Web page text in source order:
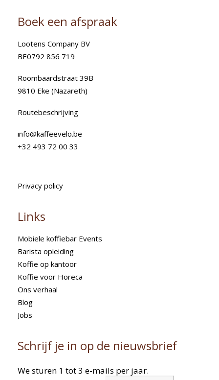
Boek een afspraak
Lootens Company BV
BE0792 856 719
Roombaardstraat 39B
9810 Eke (Nazareth)
Routebeschrijving
info@kaffeevelo.be
+32 493 72 00 33
Privacy policy
Links
Mobiele koffiebar Events
Barista opleiding
Koffie op kantoor
Koffie voor Horeca
Ons verhaal
Blog
Jobs
Schrijf je in op de nieuwsbrief
We sturen 1 tot 3 e-mails per jaar.